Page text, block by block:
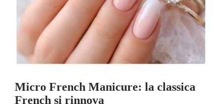
Micro French Manicure: la classica
French si rinnova